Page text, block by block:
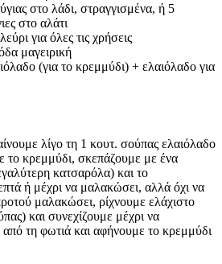
στο λάδι, στραγγισμένα, ή 5
στο αλάτι
για όλες τις χρήσεις
μαγειρική
(για το κρεμμύδι) + ελαιόλαδο για
λίγο τη 1 κουτ. σούπας ελαιόλαδο
το κρεμμύδι, σκεπάζουμε με ένα
κατσαρόλα) και το
ή μέχρι να μαλακώσει, αλλά όχι να
μαλακώσει, ρίχνουμε ελάχιστο
και συνεχίζουμε μέχρι να
τη φωτιά και αφήνουμε το κρεμμύδι